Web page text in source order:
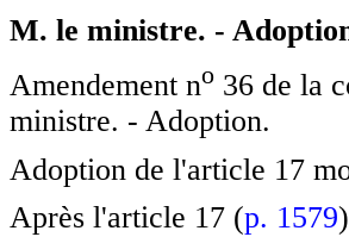
M. le ministre. -
Amendement no 36 de la
ministre. - Adoption.
Adoption de l'article 17
Après l'article 17 (p. 1579)